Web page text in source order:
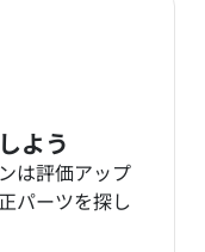
よう
は評価アップ
パーツを探し